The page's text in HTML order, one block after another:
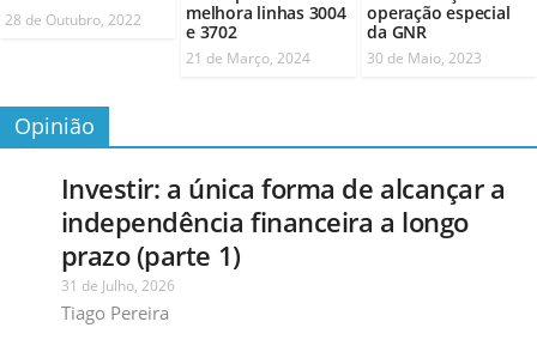
28 de Outubro, 2022
melhora linhas 3004
e 3702
21 de Março, 2024
operação especial
da GNR
30 de Maio, 2023
Opinião
Investir: a única forma de alcançar a
independência financeira a longo
prazo (parte 1)
31 de Julho, 2026
Tiago Pereira